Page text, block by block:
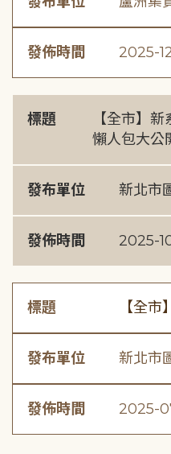
發佈時間 2025-
標題
【全市】
懶人包大公
發布單位 新北市
發佈時間 2025-
標題 【全
發布單位 新北市
發佈時間 2025-